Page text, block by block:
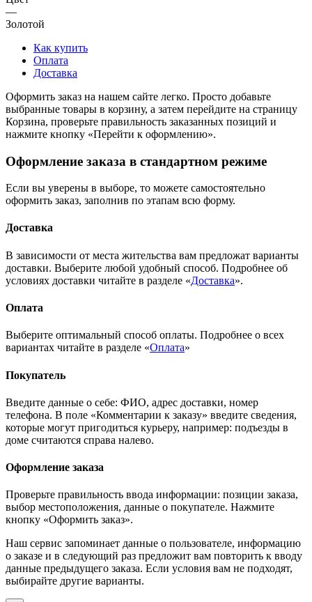
—
Золотой
Как купить
Оплата
Доставка
Оформить заказ на нашем сайте легко. Просто добавьте
выбранные товары в корзину, а затем перейдите на страницу
Корзина, проверьте правильность заказанных позиций и
нажмите кнопку «Перейти к оформлению».
Оформление заказа в стандартном режиме
Если вы уверены в выборе, то можете самостоятельно
оформить заказ, заполнив по этапам всю форму.
Доставка
В зависимости от места жительства вам предложат варианты
доставки. Выберите любой удобный способ. Подробнее об
условиях доставки читайте в разделе «Доставка».
Оплата
Выберите оптимальный способ оплаты. Подробнее о всех
вариантах читайте в разделе «Оплата»
Покупатель
Введите данные о себе: ФИО, адрес доставки, номер
телефона. В поле «Комментарии к заказу» введите сведения,
которые могут пригодиться курьеру, например: подъезды в
доме считаются справа налево.
Оформление заказа
Проверьте правильность ввода информации: позиции заказа,
выбор местоположения, данные о покупателе. Нажмите
кнопку «Оформить заказ».
Наш сервис запоминает данные о пользователе, информацию
о заказе и в следующий раз предложит вам повторить к вводу
данные предыдущего заказа. Если условия вам не подходят,
выбирайте другие варианты.